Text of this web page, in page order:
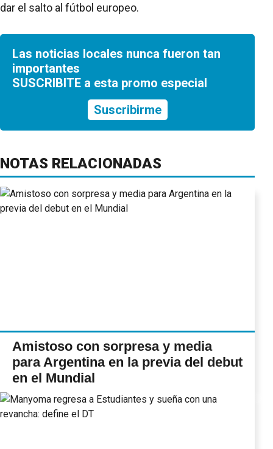
dar el salto al fútbol europeo.
Las noticias locales nunca fueron tan
importantes
SUSCRIBITE a esta promo especial
Suscribirme
NOTAS RELACIONADAS
Amistoso con sorpresa y media
para Argentina en la previa del debut
en el Mundial